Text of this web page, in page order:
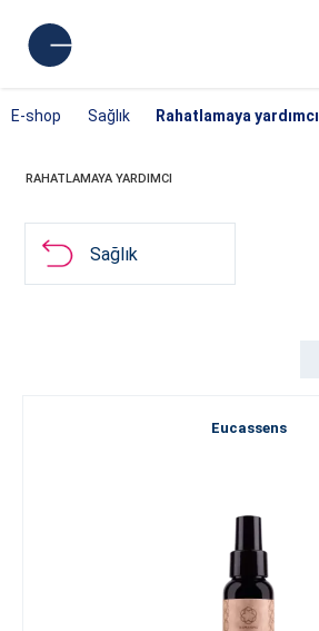
E-shop Sağlık Rahatlamaya yardımcı
RAHATLAMAYA YARDIMCI
Sağlık
Eucassens